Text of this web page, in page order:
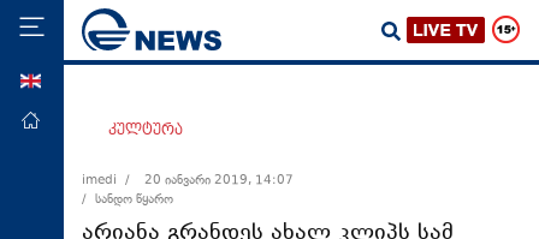
ეკონომიკა
კულტურა
imedi /
20 იანვარი 2019, 14:07
/ სანდო წყარო